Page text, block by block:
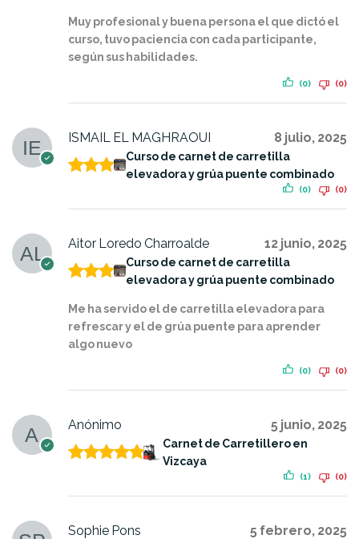
con5de 5
Muy profesional y buena persona el que dictó el
curso, tuvo paciencia con cada participante,
según sus habilidades.
(0) (0)
ISMAIL EL MAGHRAOUI 8 julio, 2025
Curso de carnet de carretilla
elevadora y grúa puente combinado
(0) (0)
Aitor Loredo Charroalde 12 junio, 2025
do con
5de 5
Curso de carnet de carretilla
elevadora y grúa puente combinado
Me ha servido el de carretilla elevadora para
refrescar y el de grúa puente para aprender
algo nuevo
(0) (0)
Anónimo 5 junio, 2025
Carnet de Carretillero en
Vizcaya
(1) (0)
Sophie Pons 5 febrero, 2025